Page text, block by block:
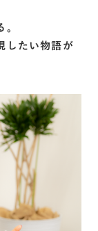
。
したい物語が